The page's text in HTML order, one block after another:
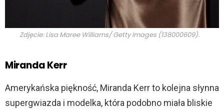
Zdjęcie: Lisa Maree Williams/ Getty Images (138000609).
Miranda Kerr
Amerykańska piękność, Miranda Kerr to kolejna słynna
supergwiazda i modelka, która podobno miała bliskie